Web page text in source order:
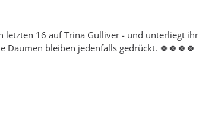
16 auf Trina Gulliver - und unterliegt
Daumen bleiben jedenfalls gedrückt. 🍀🍀🍀🍀